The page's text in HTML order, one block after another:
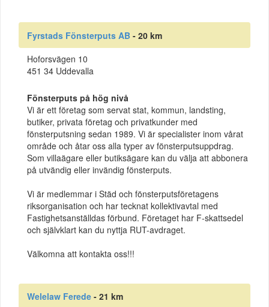
Fyrstads Fönsterputs AB - 20 km
Hoforsvägen 10
451 34 Uddevalla
Fönsterputs på hög nivå
Vi är ett företag som servat stat, kommun, landsting,
butiker, privata företag och privatkunder med
fönsterputsning sedan 1989. Vi är specialister inom vårat
område och åtar oss alla typer av fönsterputsuppdrag.
Som villaägare eller butiksägare kan du välja att abbonera
på utvändig eller invändig fönsterputs.
Vi är medlemmar i Städ och fönsterputsföretagens
riksorganisation och har tecknat kollektivavtal med
Fastighetsanställdas förbund. Företaget har F-skattsedel
och självklart kan du nyttja RUT-avdraget.
Välkomna att kontakta oss!!!
Welelaw Ferede - 21 km